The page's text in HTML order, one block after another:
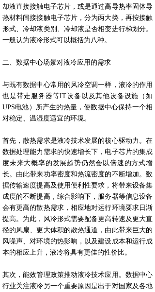
却液直接接触电子芯片，或是通过高导热率固体导
热材料间接接触电子芯片，分为两大类，再按接触
形式、冷却液类别、冷却液是否相变进行梯划分。
一般认为液冷形式可以概括为八种。
二、数据中心场景对液冷应用的需求
与既有数据中心常用的风冷空调一样，液冷的作用
也是带走服务器等IT设备以及其他设备设施（如
UPS电池）所产生的热量，使数据中心保持一个相
对稳定、温湿度适宜的环境。
首先，散热需求是液冷技术发展的核心驱动力。在
数据处理能力需求的快速增长下，电子芯片的集成
度未来大概率的发展趋势仍然会以倍速的方式增
长。由此带来功率密度和热流密度的不断增加。数
据传输速度提高及使用便利性要求，将带来设备集
成度的不断提高，综合影响下，服务器等信息设备
会有更高的散热需求，相应地对运行环境要求日渐
提高。为此，风冷形式需要配备更高转速及更大直
径的风扇、更大体积的散热通道，由此带来巨大的
风噪声、对环境的热影响，以及建设成本和运行成
本的相应上升，液冷将具有更佳的性价比。
其次，能效管理政策推动液冷技术应用。数据中心
行业关注液冷另一个重要原因是出于对国家及各地